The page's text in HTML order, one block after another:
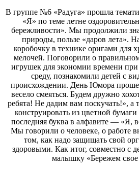
В группе №6 «Радуга» прошла
«Я» по теме летне
бережливости». Мы продолжили
природы, пользе «даров лета».
коробочку в технике оригами для
мелочей. Поговорили о
игрушек для экономии времени
среду, познакомили детей с
происхождении. День Юмора
весело смеяться. Будем дружно
ребята! Не дадим вам поскучать!», а
конструировать из цветной
последняя буква в алфавите — «Я,
Мы говорили о человеке, о работе
том, как надо защищать свой
здоровыми. Как итог, совместно с
малышку «Бережем свое